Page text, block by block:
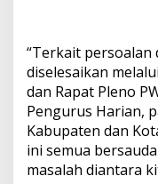
“Terkait persoalan
diselesaikan
dan Rapat Pleno
Pengurus Harian,
Kabupaten dan
ini semua
masalah diantara